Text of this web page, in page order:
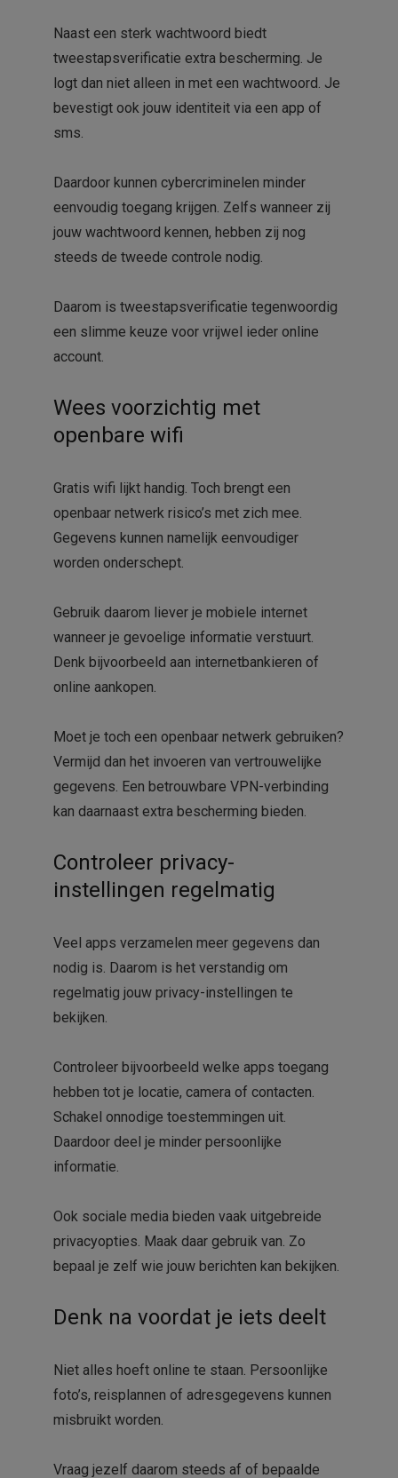
Naast een sterk wachtwoord biedt
tweestapsverificatie extra bescherming. Je
logt dan niet alleen in met een wachtwoord. Je
bevestigt ook jouw identiteit via een app of
sms.
Daardoor kunnen cybercriminelen minder
eenvoudig toegang krijgen. Zelfs wanneer zij
jouw wachtwoord kennen, hebben zij nog
steeds de tweede controle nodig.
Daarom is tweestapsverificatie tegenwoordig
een slimme keuze voor vrijwel ieder online
account.
Wees voorzichtig met
openbare wifi
Gratis wifi lijkt handig. Toch brengt een
openbaar netwerk risico’s met zich mee.
Gegevens kunnen namelijk eenvoudiger
worden onderschept.
Gebruik daarom liever je mobiele internet
wanneer je gevoelige informatie verstuurt.
Denk bijvoorbeeld aan internetbankieren of
online aankopen.
Moet je toch een openbaar netwerk gebruiken?
Vermijd dan het invoeren van vertrouwelijke
gegevens. Een betrouwbare VPN-verbinding
kan daarnaast extra bescherming bieden.
Controleer privacy-
instellingen regelmatig
Veel apps verzamelen meer gegevens dan
nodig is. Daarom is het verstandig om
regelmatig jouw privacy-instellingen te
bekijken.
Controleer bijvoorbeeld welke apps toegang
hebben tot je locatie, camera of contacten.
Schakel onnodige toestemmingen uit.
Daardoor deel je minder persoonlijke
informatie.
Ook sociale media bieden vaak uitgebreide
privacyopties. Maak daar gebruik van. Zo
bepaal je zelf wie jouw berichten kan bekijken.
Denk na voordat je iets deelt
Niet alles hoeft online te staan. Persoonlijke
foto’s, reisplannen of adresgegevens kunnen
misbruikt worden.
Vraag jezelf daarom steeds af of bepaalde